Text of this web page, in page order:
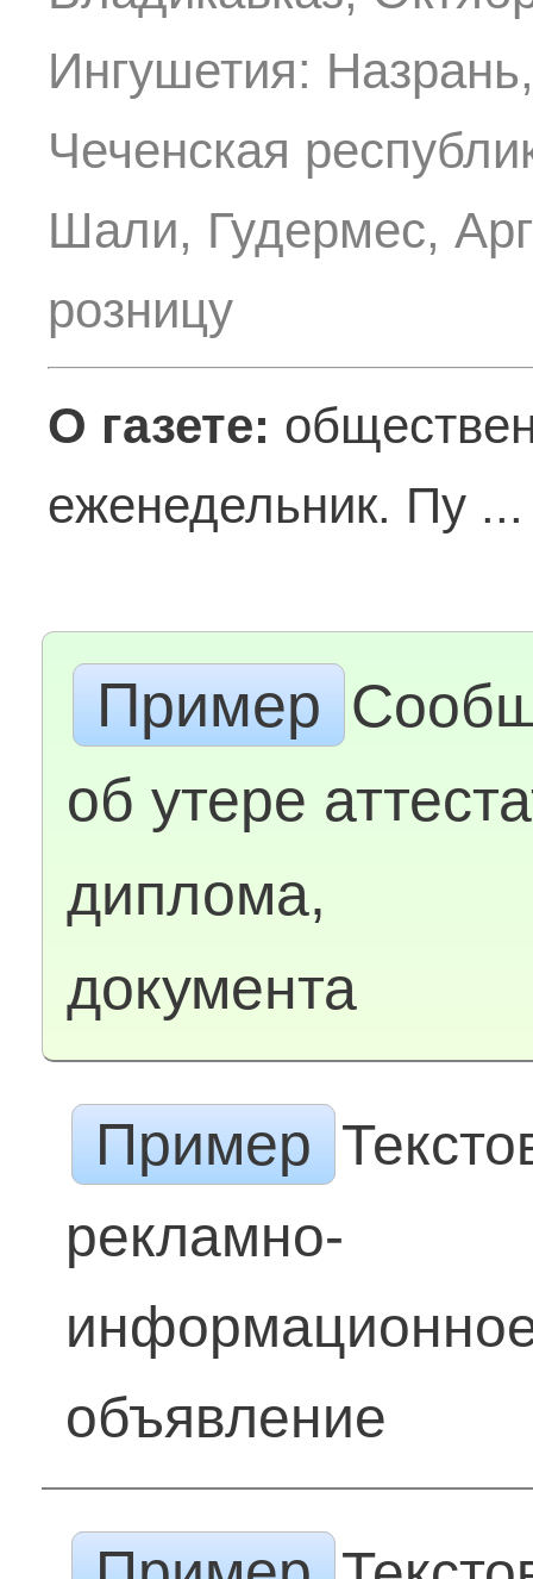
Ингушетия:
Чеченская
Шали, Гудермес,
розницу
О газете:
еженедельник. Пу
Пример
об утере
диплома,
документа
Пример
рекламно-
объявление